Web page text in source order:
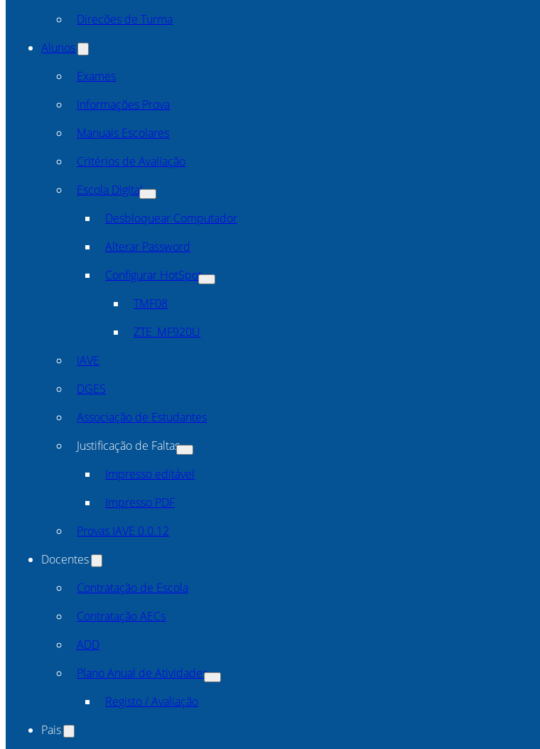
Direcões de Turma
Alunos
Exames
Informações Prova
Manuais Escolares
Critérios de Avaliação
Escola Digital
Desbloquear Computador
Alterar Password
Configurar HotSpot
TMF08
ZTE_MF920U
IAVE
DGES
Associação de Estudantes
Justificação de Faltas
Impresso editável
Impresso PDF
Provas IAVE 0.0.12
Docentes
Contratação de Escola
Contratação AECs
ADD
Plano Anual de Atividades
Registo / Avaliação
Pais